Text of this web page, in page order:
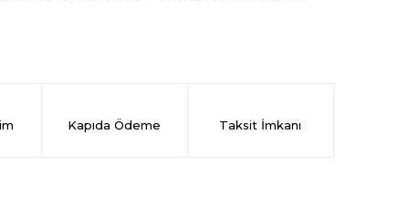
Kapıda Ödeme Taksit İmkanı